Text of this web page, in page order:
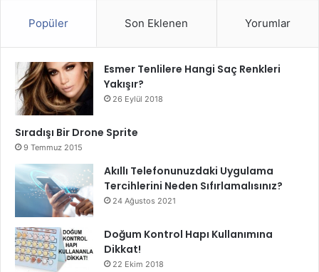
Popüler Son Eklenen Yorumlar
Esmer Tenlilere Hangi Saç Renkleri
Yakışır?
26 Eylül 2018
Sıradışı Bir Drone Sprite
9 Temmuz 2015
Akıllı Telefonunuzdaki Uygulama
Tercihlerini Neden Sıfırlamalısınız?
24 Ağustos 2021
Doğum Kontrol Hapı Kullanımına
Dikkat!
22 Ekim 2018